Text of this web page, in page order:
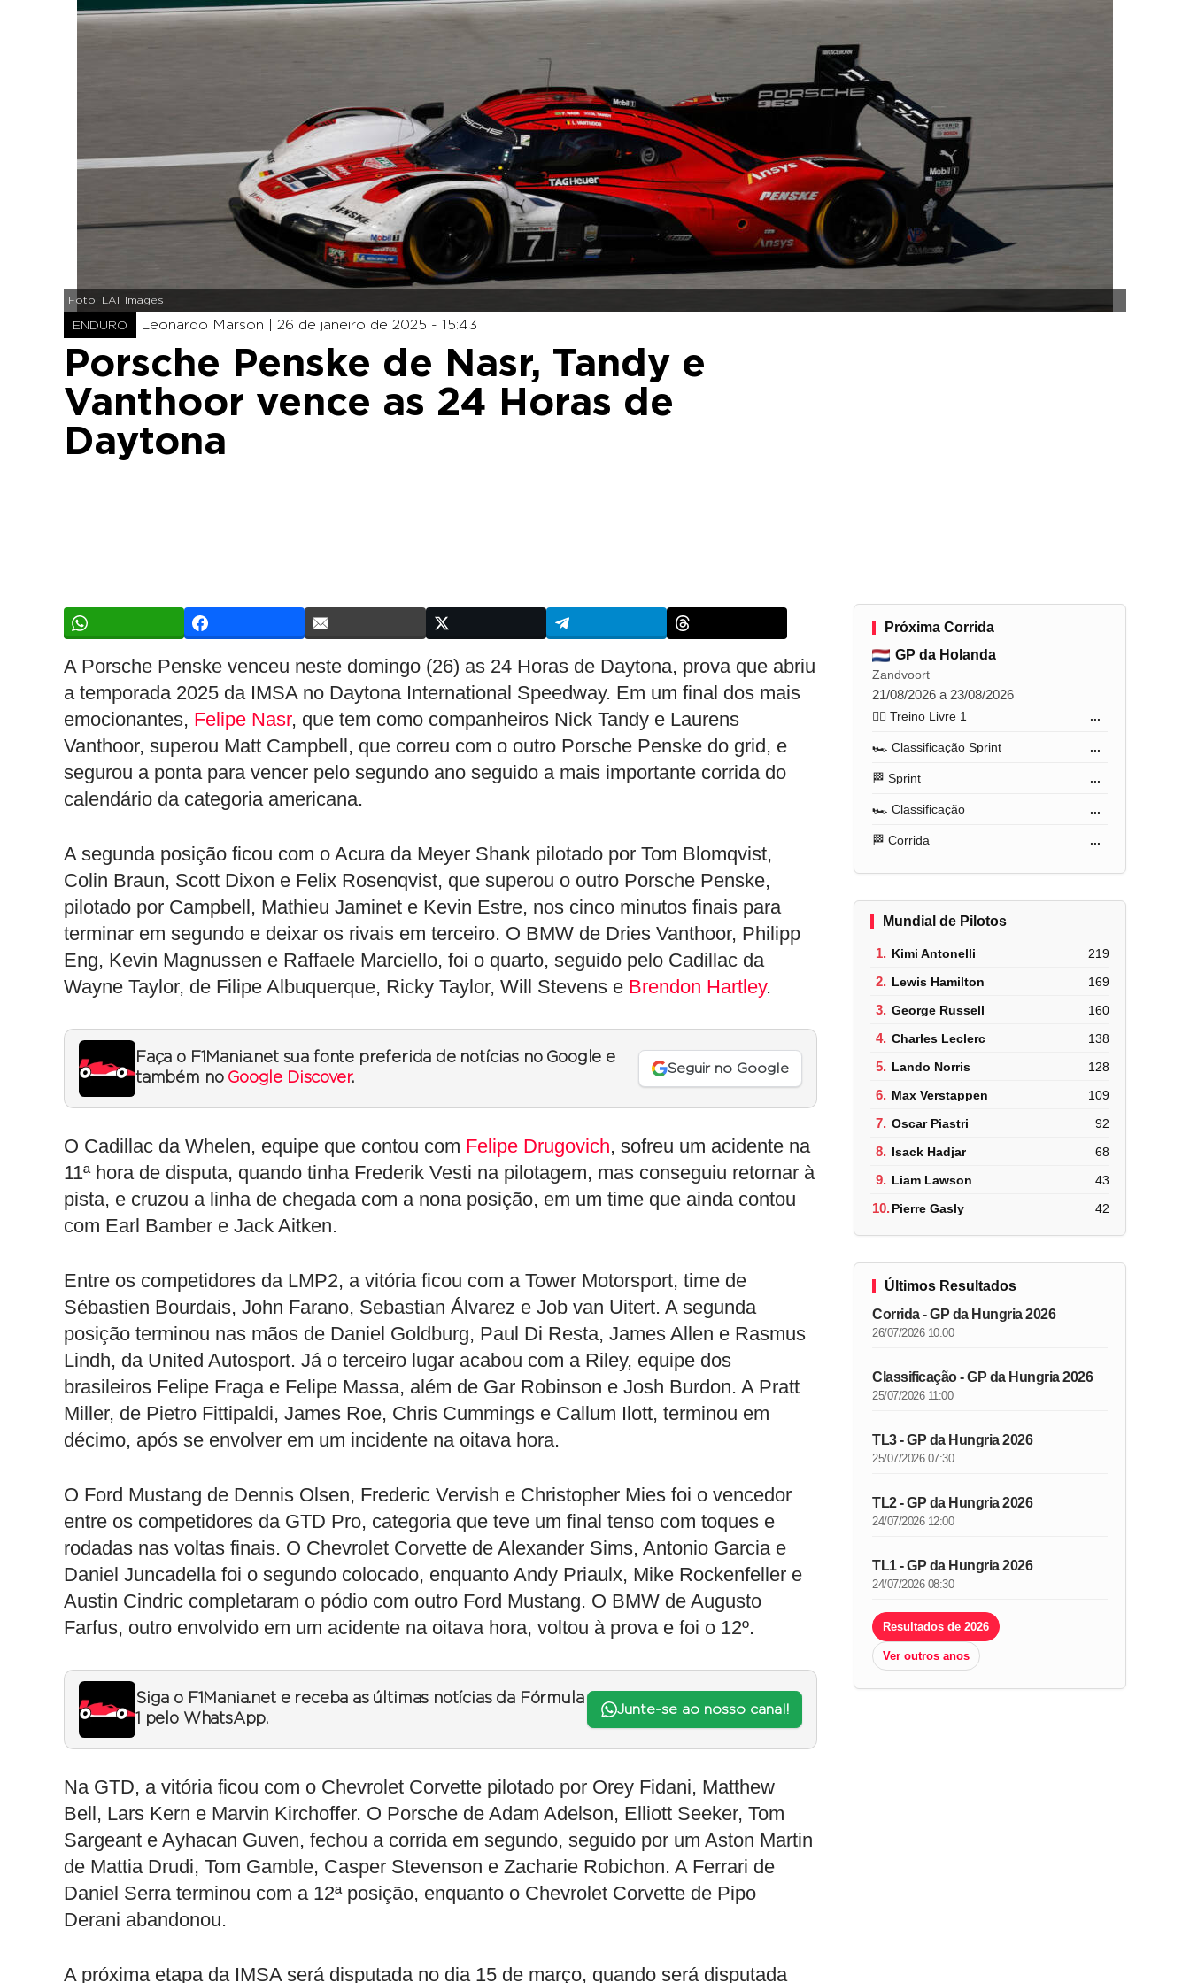
Foto: LAT Images
ENDURO Leonardo Marson | 26 de janeiro de 2025 - 15:43
Porsche Penske de Nasr, Tandy e
Vanthoor vence as 24 Horas de
Daytona
A Porsche Penske venceu neste domingo (26) as 24 Horas de Daytona, prova que abriu
a temporada 2025 da IMSA no Daytona International Speedway. Em um final dos mais
emocionantes, Felipe Nasr, que tem como companheiros Nick Tandy e Laurens
Vanthoor, superou Matt Campbell, que correu com o outro Porsche Penske do grid, e
segurou a ponta para vencer pelo segundo ano seguido a mais importante corrida do
calendário da categoria americana.
A segunda posição ficou com o Acura da Meyer Shank pilotado por Tom Blomqvist,
Colin Braun, Scott Dixon e Felix Rosenqvist, que superou o outro Porsche Penske,
pilotado por Campbell, Mathieu Jaminet e Kevin Estre, nos cinco minutos finais para
terminar em segundo e deixar os rivais em terceiro. O BMW de Dries Vanthoor, Philipp
Eng, Kevin Magnussen e Raffaele Marciello, foi o quarto, seguido pelo Cadillac da
Wayne Taylor, de Filipe Albuquerque, Ricky Taylor, Will Stevens e Brendon Hartley.
Faça o F1Mania.net sua fonte preferida de notícias no Google e
também no Google Discover.
Seguir no Google
O Cadillac da Whelen, equipe que contou com Felipe Drugovich, sofreu um acidente na
11ª hora de disputa, quando tinha Frederik Vesti na pilotagem, mas conseguiu retornar à
pista, e cruzou a linha de chegada com a nona posição, em um time que ainda contou
com Earl Bamber e Jack Aitken.
Entre os competidores da LMP2, a vitória ficou com a Tower Motorsport, time de
Sébastien Bourdais, John Farano, Sebastian Álvarez e Job van Uitert. A segunda
posição terminou nas mãos de Daniel Goldburg, Paul Di Resta, James Allen e Rasmus
Lindh, da United Autosport. Já o terceiro lugar acabou com a Riley, equipe dos
brasileiros Felipe Fraga e Felipe Massa, além de Gar Robinson e Josh Burdon. A Pratt
Miller, de Pietro Fittipaldi, James Roe, Chris Cummings e Callum Ilott, terminou em
décimo, após se envolver em um incidente na oitava hora.
O Ford Mustang de Dennis Olsen, Frederic Vervish e Christopher Mies foi o vencedor
entre os competidores da GTD Pro, categoria que teve um final tenso com toques e
rodadas nas voltas finais. O Chevrolet Corvette de Alexander Sims, Antonio Garcia e
Daniel Juncadella foi o segundo colocado, enquanto Andy Priaulx, Mike Rockenfeller e
Austin Cindric completaram o pódio com outro Ford Mustang. O BMW de Augusto
Farfus, outro envolvido em um acidente na oitava hora, voltou à prova e foi o 12º.
Siga o F1Mania.net e receba as últimas notícias da Fórmula
1 pelo WhatsApp.
Junte-se ao nosso canal!
Na GTD, a vitória ficou com o Chevrolet Corvette pilotado por Orey Fidani, Matthew
Bell, Lars Kern e Marvin Kirchoffer. O Porsche de Adam Adelson, Elliott Seeker, Tom
Sargeant e Ayhacan Guven, fechou a corrida em segundo, seguido por um Aston Martin
de Mattia Drudi, Tom Gamble, Casper Stevenson e Zacharie Robichon. A Ferrari de
Daniel Serra terminou com a 12ª posição, enquanto o Chevrolet Corvette de Pipo
Derani abandonou.
A próxima etapa da IMSA será disputada no dia 15 de março, quando será disputada
Próxima Corrida
GP da Holanda
Zandvoort
21/08/2026 a 23/08/2026
🏋️‍♂️ Treino Livre 1 ...
🏎️ Classificação Sprint ...
🏁 Sprint ...
🏎️ Classificação ...
🏁 Corrida ...
Mundial de Pilotos
1. Kimi Antonelli 219
2. Lewis Hamilton 169
3. George Russell 160
4. Charles Leclerc 138
5. Lando Norris 128
6. Max Verstappen 109
7. Oscar Piastri 92
8. Isack Hadjar 68
9. Liam Lawson 43
10.Pierre Gasly 42
Últimos Resultados
Corrida - GP da Hungria 2026
26/07/2026 10:00
Classificação - GP da Hungria 2026
25/07/2026 11:00
TL3 - GP da Hungria 2026
25/07/2026 07:30
TL2 - GP da Hungria 2026
24/07/2026 12:00
TL1 - GP da Hungria 2026
24/07/2026 08:30
Resultados de 2026
Ver outros anos